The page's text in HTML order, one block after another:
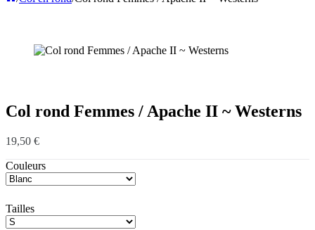
Col rond Femmes / Apache II ~ Westerns
19,50 €
Couleurs
Tailles